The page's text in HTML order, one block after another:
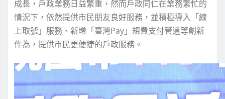
成長，戶政業務日益繁重，然而戶政同仁在業務繁忙的
情況下，依然提供市民朋友良好服務，並積極導入「線
上取號」服務、新增「臺灣Pay」規費支付管道等創新
作為，提供市民更便捷的戶政服務。